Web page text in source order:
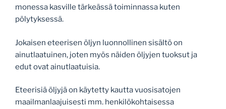
monessa kasville tärkeässä toiminnassa kuten
pölytyksessä.
Jokaisen eteerisen öljyn luonnollinen sisältö on
ainutlaatuinen, joten myös näiden öljyjen tuoksut ja
edut ovat ainutlaatuisia.
Eteerisiä öljyjä on käytetty kautta vuosisatojen
maailmanlaajuisesti mm. henkilökohtaisessa